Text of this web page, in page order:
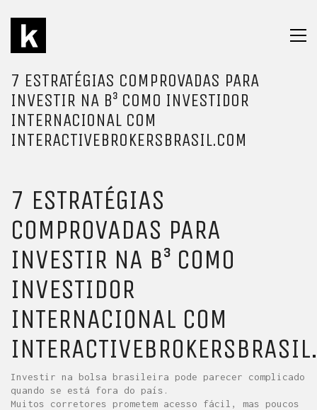
7 ESTRATÉGIAS COMPROVADAS PARA
INVESTIR NA B³ COMO INVESTIDOR
INTERNACIONAL COM
INTERACTIVEBROKERSBRASIL.COM
7 ESTRATÉGIAS
COMPROVADAS PARA
INVESTIR NA B³ COMO
INVESTIDOR
INTERNACIONAL COM
Investir na bolsa brasileira pode parecer complicado
quando se está fora do país.
Muitos corretores prometem acesso fácil, mas poucos